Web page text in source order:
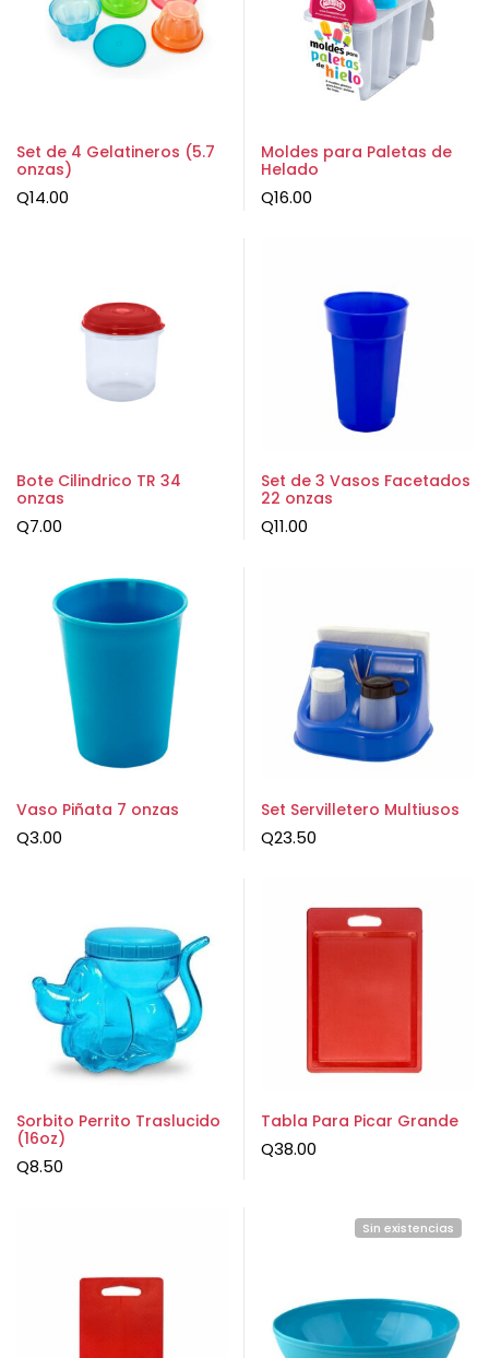
Set de 4 Gelatineros (5.7
onzas)
Q14.00
Moldes para Paletas de
Helado
Q16.00
Bote Cilindrico TR 34
onzas
Q7.00
Set de 3 Vasos Facetados
22 onzas
Q11.00
Vaso Piñata 7 onzas
Q3.00
Set Servilletero Multiusos
Q23.50
Sorbito Perrito Traslucido
(16oz)
Q8.50
Tabla Para Picar Grande
Q38.00
Sin existencias